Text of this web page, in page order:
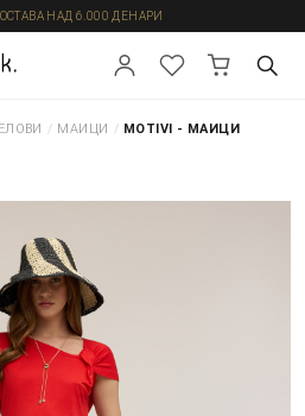
НАД 6.000 ДЕНАРИ
/ МАИЦИ / MOTIVI - МАИЦИ